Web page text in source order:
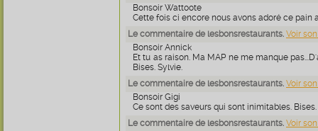
Bonsoir Wattoote
Cette fois ci encore nous avons adoré ce pain
Le commentaire de lesbonsrestaurants. Voir
Bonsoir Annick
Et tu as raison. Ma MAP ne me manque
Bises. Sylvie.
Le commentaire de lesbonsrestaurants. Voir
Bonsoir Gigi
Ce sont des saveurs qui sont inimitables. Bises.
Le commentaire de lesbonsrestaurants. Voir